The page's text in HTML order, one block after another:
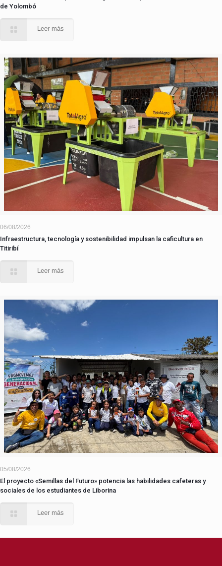
de Yolombó
Leer más
06/08/2026
Infraestructura, tecnología y sostenibilidad impulsan la caficultura en
Titiribí
Leer más
05/08/2026
El proyecto «Semillas del Futuro» potencia las habilidades cafeteras y
sociales de los estudiantes de Liborina
Leer más